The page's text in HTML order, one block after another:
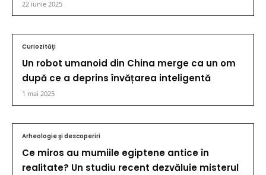
22 iunie 2025
Curiozităţi
Un robot umanoid din China merge ca un om
după ce a deprins învățarea inteligentă
1 mai 2025
Arheologie şi descoperiri
Ce miros au mumiile egiptene antice în
realitate? Un studiu recent dezvăluie misterul